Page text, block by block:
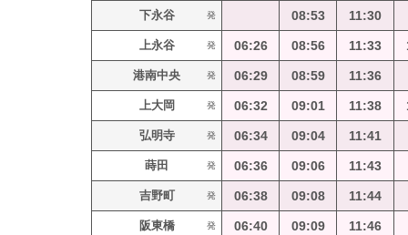
下永谷 発 08:53 11:30
上永谷 発 06:26 08:56 11:33
港南中央 発 06:29 08:59 11:36
上大岡 発 06:32 09:01 11:38
弘明寺 発 06:34 09:04 11:41
蒔田 発 06:36 09:06 11:43
吉野町 発 06:38 09:08 11:44
阪東橋 発 06:40 09:09 11:46